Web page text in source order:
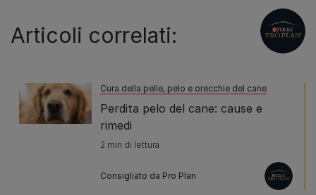
Articoli correlati:
Cura della pelle, pelo e orecchie del cane
Perdita pelo del cane: cause e
rimedi
2 min di lettura
Consigliato da Pro Plan